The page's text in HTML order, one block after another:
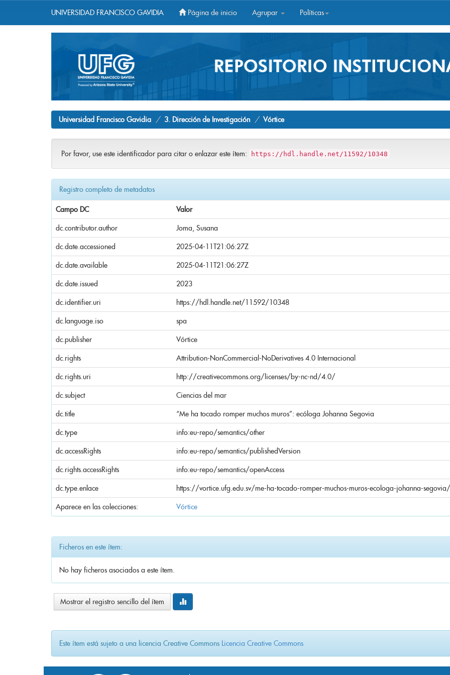
UNIVERSIDAD FRANCISCO GAVIDIA Página de inicio Agrupar Políticas
Universidad Francisco Gavidia 3. Dirección de Investigación Vórtice
Por favor, use este identificador para citar o enlazar este ítem: https://hdl.handle.net/11592/10348
Registro completo de metadatos
Campo DC Valor
dc.contributor.author Joma, Susana
dc.date.accessioned 2025-04-11T21:06:27Z
dc.date.available 2025-04-11T21:06:27Z
dc.date.issued 2023
dc.identifier.uri https://hdl.handle.net/11592/10348
dc.language.iso spa
dc.publisher Vórtice
dc.rights Attribution-NonCommercial-NoDerivatives 4.0 Internacional
dc.rights.uri http://creativecommons.org/licenses/by-nc-nd/4.0/
dc.subject Ciencias del mar
dc.title “Me ha tocado romper muchos muros”: ecóloga Johanna Segovia
dc.type info:eu-repo/semantics/other
dc.accessRights info:eu-repo/semantics/publishedVersion
dc.rights.accessRights info:eu-repo/semantics/openAccess
dc.type.enlace https://vortice.ufg.edu.sv/me-ha-tocado-romper-muchos-muros-ecologa-johanna-segovia/
Aparece en las colecciones: Vórtice
Ficheros en este ítem:
No hay ficheros asociados a este ítem.
Mostrar el registro sencillo del ítem
Este ítem está sujeto a una licencia Creative Commons Licencia Creative Commons